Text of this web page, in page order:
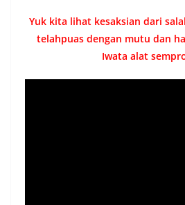
Yuk kita lihat kesaksian dari
telahpuas dengan mutu dan
Iwata alat